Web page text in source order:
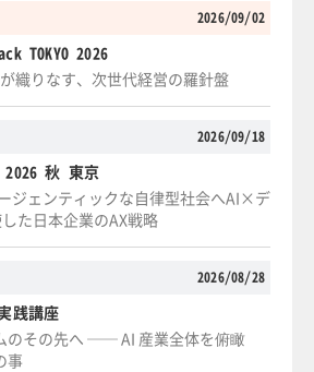
2026/09/02
TOKYO 2026
織りなす、次世代経営の羅針盤
2026/09/18
2026 秋 東京
ジェンティックな自律型社会へAI×デ
た日本企業のAX戦略
2026/08/28
践講座
のその先へ ── AI 産業全体を俯瞰
事